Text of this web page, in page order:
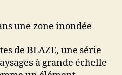
une zone inondée
de BLAZE, une série
à grande échelle